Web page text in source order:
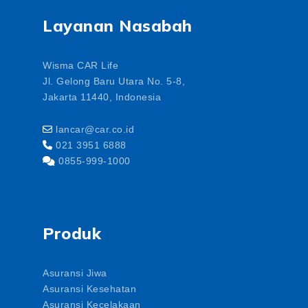
Layanan Nasabah
Wisma CAR Life
Jl. Gelong Baru Utara No. 5-8,
Jakarta 11440, Indonesia
lancar@car.co.id
021 3951 6888
0855-999-1000
Produk
Asuransi Jiwa
Asuransi Kesehatan
Asuransi Kecelakaan